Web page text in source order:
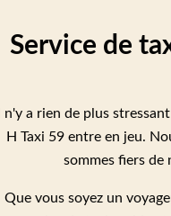
Service de
Il n'y a rien de plus
H Taxi 59 entre en jeu.
sommes fiers de
Que vous soyez un